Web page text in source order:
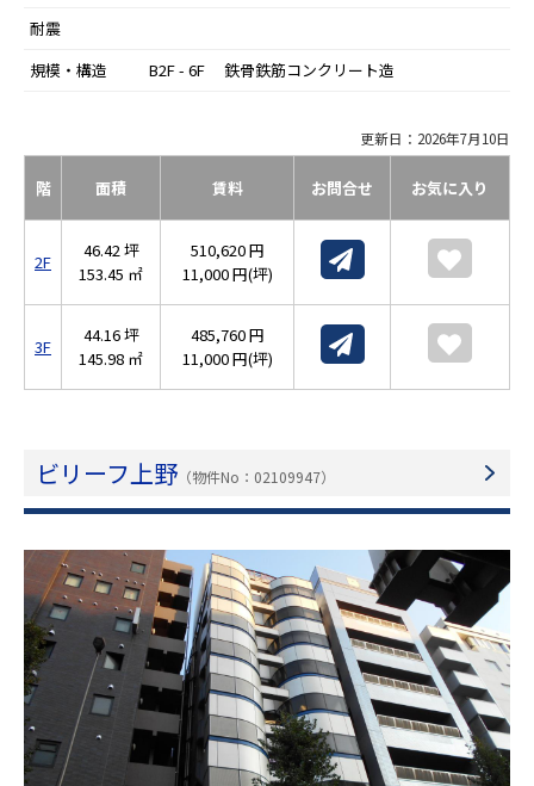
耐震
規模・構造
B2F - 6F 鉄骨鉄筋コンクリート造
更新日：2026年7月10日
階 面積 賃料 お問合せ お気に入り
2F
46.42 坪
153.45 ㎡
510,620 円
11,000 円(坪)
3F
44.16 坪
145.98 ㎡
485,760 円
11,000 円(坪)
ビリーフ上野 （物件No：02109947）